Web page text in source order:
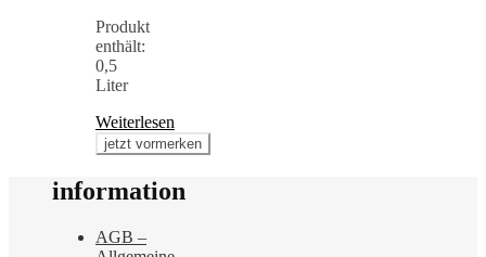
Produkt
enthält:
0,5
Liter
Weiterlesen
information
AGB –